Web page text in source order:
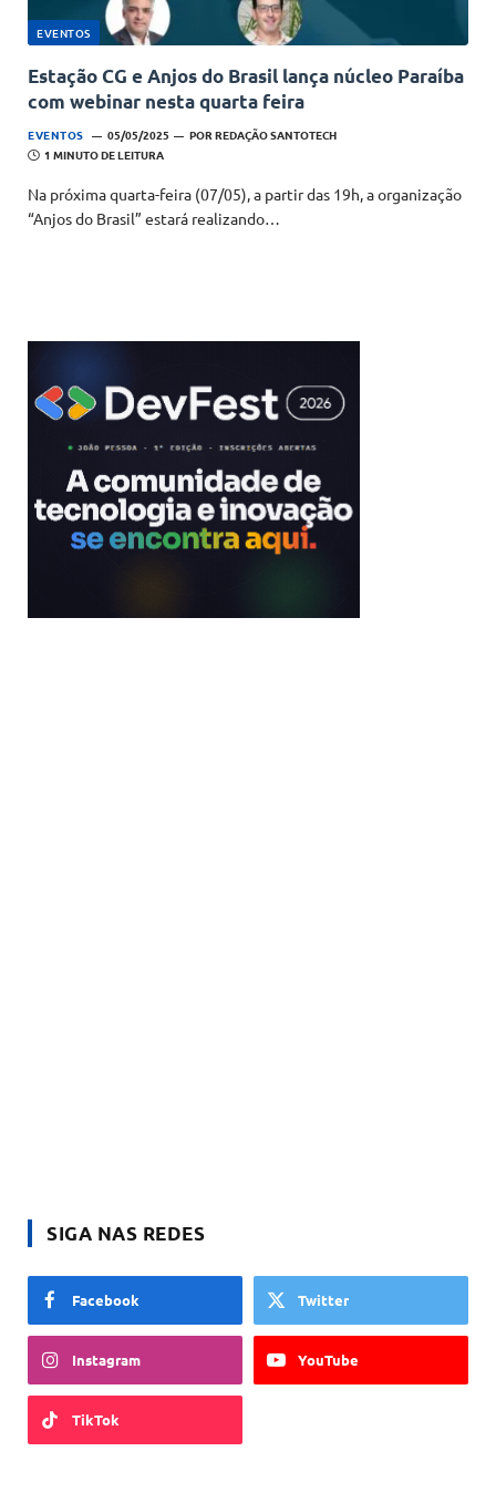
EVENTOS
Estação CG e Anjos do Brasil lança núcleo Paraíba
com webinar nesta quarta feira
EVENTOS 05/05/2025 POR REDAÇÃO SANTOTECH
1 MINUTO DE LEITURA
Na próxima quarta-feira (07/05), a partir das 19h, a organização
“Anjos do Brasil” estará realizando…
SIGA NAS REDES
Facebook Twitter
Instagram YouTube
TikTok